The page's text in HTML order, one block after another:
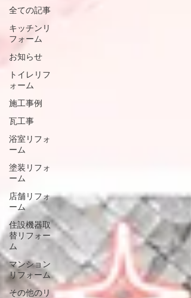
全ての記事
キッチンリ
フォーム
お知らせ
トイレリフ
ォーム
施工事例
瓦工事
浴室リフォ
ーム
塗装リフォ
ーム
店舗リフォ
ーム
住設機器取
替リフォー
ム
マンション
リフォーム
その他のリ